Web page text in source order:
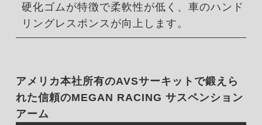
硬化ゴムが特徴で柔軟性が低く、車のハンド
リングレスポンスが向上します。
アメリカ本社所有のAVSサーキットで鍛えら
れた信頼のMEGAN RACING サスペンション
アーム